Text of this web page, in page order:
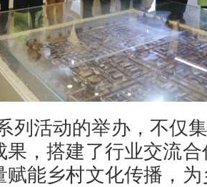
列活动的举办，不仅
果，搭建了行业交流
赋能乡村文化传播，